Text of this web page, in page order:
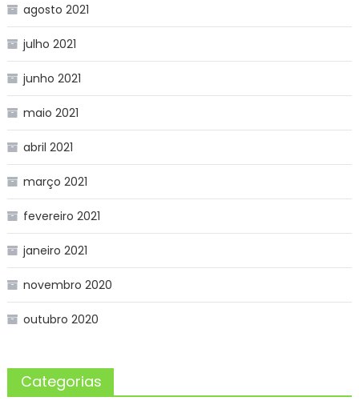
agosto 2021
julho 2021
junho 2021
maio 2021
abril 2021
março 2021
fevereiro 2021
janeiro 2021
novembro 2020
outubro 2020
Categorias